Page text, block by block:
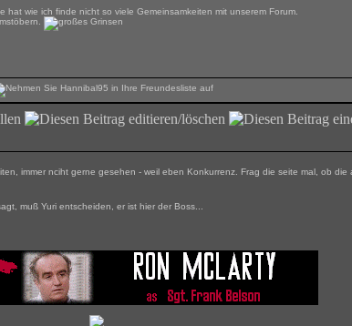
wie ich finde nicht so viele Gemeinsamkeiten mit unserem Forum.
immer nciht gerne gesehen - weil eben Konkurrenz. Frag die seite mal, ob
muß Yuri entscheiden, er ist hier der Boss...